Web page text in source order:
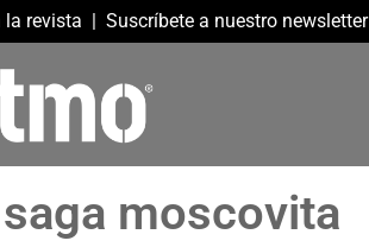
la revista | Suscríbete a nuestro newsletter
moscovita